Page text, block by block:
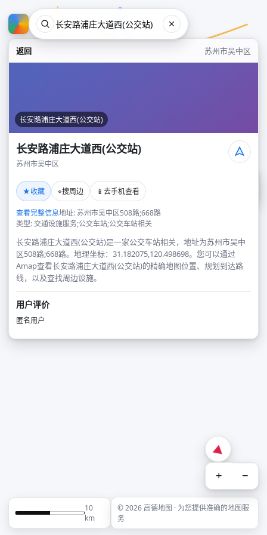
返回 苏州市吴中区
长安路浦庄大道西(公交站)
长安路浦庄大道西(公交站)
苏州市吴中区
★收藏 ⌖搜周边 📱 去手机查看
查看完整信息地址: 苏州市吴中区508路;668路
类型: 交通设施服务;公交车站;公交车站相关
长安路浦庄大道西(公交站)是一家公交车站相关，地址为苏州市吴中
区508路;668路。地理坐标：31.182075,120.498698。您可以通过
Amap查看长安路浦庄大道西(公交站)的精确地图位置、规划到达路
线，以及查找周边设施。
用户评价
匿名用户
+ −
10
km
© 2026 高德地图 · 为您提供准确的地图服
务